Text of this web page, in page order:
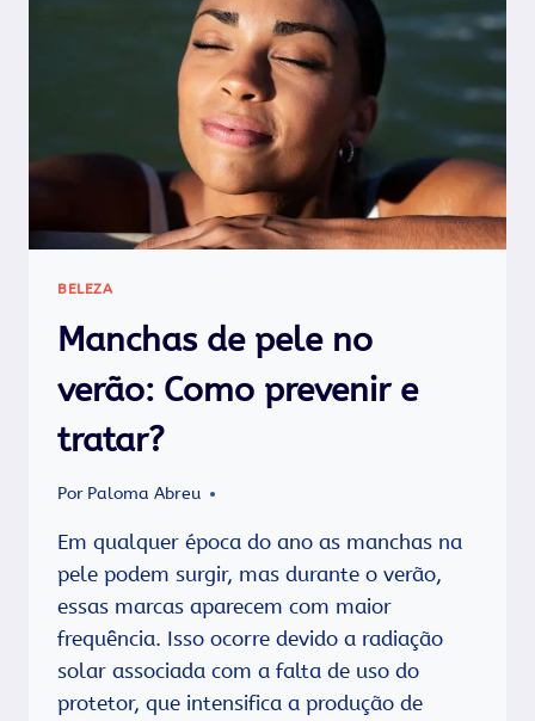
BELEZA
Manchas de pele no
verão: Como prevenir e
tratar?
Por Paloma Abreu
Em qualquer época do ano as manchas na
pele podem surgir, mas durante o verão,
essas marcas aparecem com maior
frequência. Isso ocorre devido a radiação
solar associada com a falta de uso do
protetor, que intensifica a produção de